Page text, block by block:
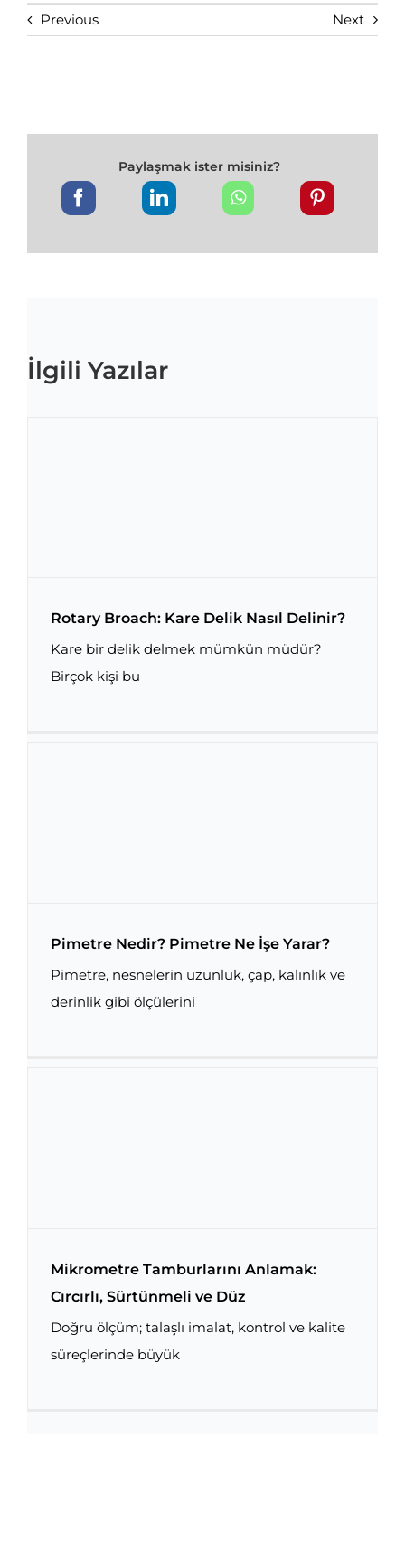
Previous Next
Paylaşmak ister misiniz?
İlgili Yazılar
Rotary Broach: Kare Delik Nasıl Delinir?
Rotary Broach: Kare Delik Nasıl Delinir?
Kare bir delik delmek mümkün müdür?
Birçok kişi bu
Pimetre Nedir? Pimetre Ne İşe Yarar?
Pimetre Nedir? Pimetre Ne İşe Yarar?
Pimetre, nesnelerin uzunluk, çap, kalınlık ve
derinlik gibi ölçülerini
Mikrometre Tamburlarını Anlamak: Cırcırlı,
Sürtünmeli ve Düz
Mikrometre Tamburlarını Anlamak:
Cırcırlı, Sürtünmeli ve Düz
Doğru ölçüm; talaşlı imalat, kontrol ve kalite
süreçlerinde büyük